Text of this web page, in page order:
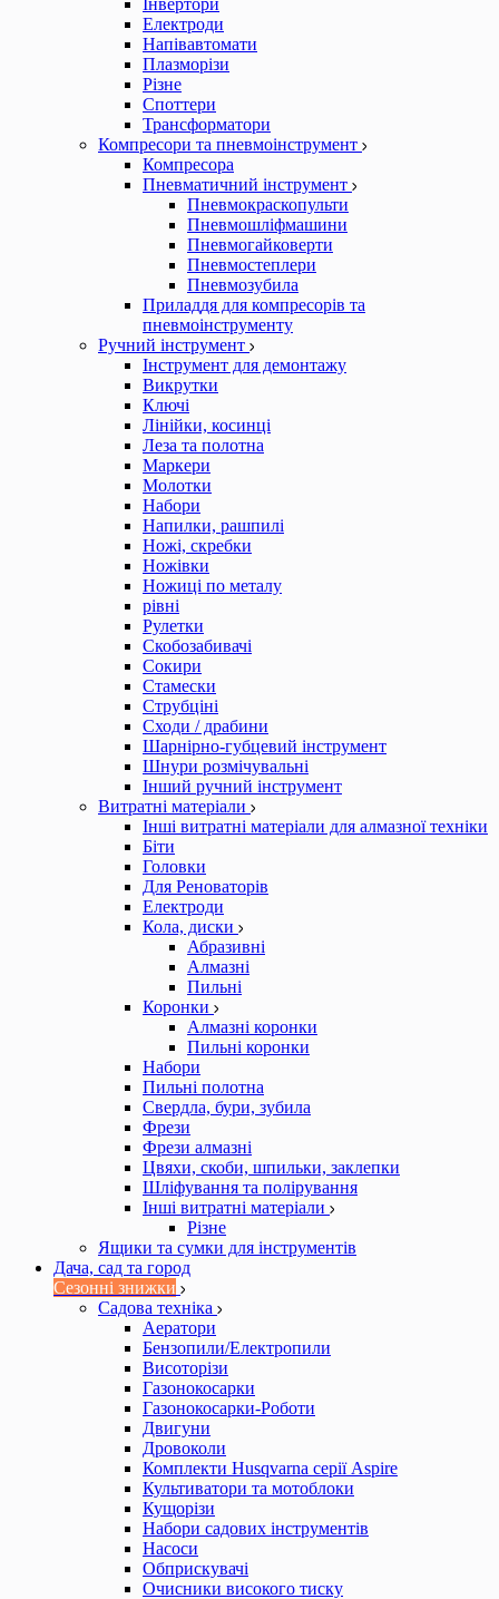
Інвертори
Електроди
Напівавтомати
Плазморізи
Різне
Споттери
Трансформатори
Компресори та пневмоінструмент
Компресора
Пневматичний інструмент
Пневмокраскопульти
Пневмошліфмашини
Пневмогайковерти
Пневмостеплери
Пневмозубила
Приладдя для компресорів та
пневмоінструменту
Ручний інструмент
Інструмент для демонтажу
Викрутки
Ключі
Лінійки, косинці
Леза та полотна
Маркери
Молотки
Набори
Напилки, рашпилі
Ножі, скребки
Ножівки
Ножиці по металу
рівні
Рулетки
Скобозабивачі
Сокири
Стамески
Струбціні
Сходи / драбини
Шарнірно-губцевий інструмент
Шнури розмічувальні
Інший ручний інструмент
Витратні матеріали
Інші витратні матеріали для алмазної техніки
Біти
Головки
Для Реноваторів
Електроди
Кола, диски
Абразивні
Алмазні
Пильні
Коронки
Алмазні коронки
Пильні коронки
Набори
Пильні полотна
Свердла, бури, зубила
Фрези
Фрези алмазні
Цвяхи, скоби, шпильки, заклепки
Шліфування та полірування
Інші витратні матеріали
Різне
Ящики та сумки для інструментів
Дача, сад та город
Сезонні знижки
Садова техніка
Аератори
Бензопили/Електропили
Висоторізи
Газонокосарки
Газонокосарки-Роботи
Двигуни
Дровоколи
Комплекти Husqvarna серії Aspire
Культиватори та мотоблоки
Кущорізи
Набори садових інструментів
Насоси
Обприскувачі
Очисники високого тиску